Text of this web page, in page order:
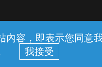
容，即表示您同意
© 2026